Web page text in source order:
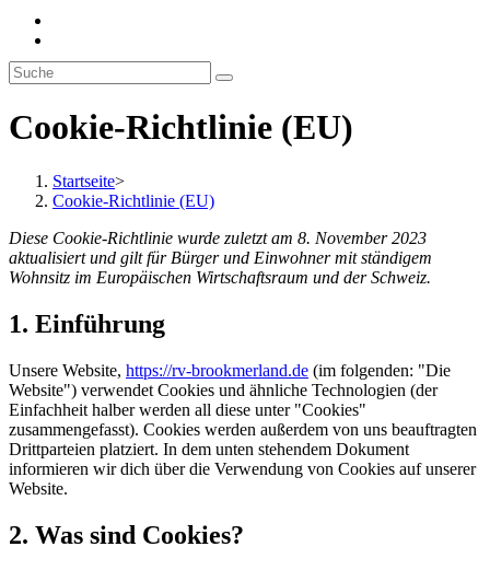
Cookie-Richtlinie (EU)
Startseite>
Cookie-Richtlinie (EU)
Diese Cookie-Richtlinie wurde zuletzt am 8. November 2023
aktualisiert und gilt für Bürger und Einwohner mit ständigem
Wohnsitz im Europäischen Wirtschaftsraum und der Schweiz.
1. Einführung
Unsere Website, https://rv-brookmerland.de (im folgenden: "Die
Website") verwendet Cookies und ähnliche Technologien (der
Einfachheit halber werden all diese unter "Cookies"
zusammengefasst). Cookies werden außerdem von uns beauftragten
Drittparteien platziert. In dem unten stehendem Dokument
informieren wir dich über die Verwendung von Cookies auf unserer
Website.
2. Was sind Cookies?